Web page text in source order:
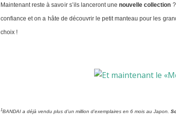
Maintenant reste à savoir s’ils lanceront une nouvelle collection
confiance et on a hâte de découvrir le petit manteau pour les
choix !
1BANDAI a déjà vendu plus d’un million d’exemplaires en 6 mois au Japon.